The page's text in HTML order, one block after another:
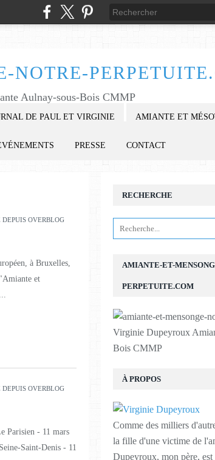
NOTRE-
Aulnay-sous-Bois CMMP
DE PAUL ET VIRGINIE AMIANTE ET
PRESSE CONTACT
DEPUIS OVERBLOG
à Bruxelles,
et
DEPUIS OVERBLOG
Parisien - 11 mars
Saint-Denis - 11
RECHERCHE
AMIANTE-ET-
PERPETUITE.COM
Virginie Dupeyroux
Bois CMMP
À PROPOS
Comme des milliers
la fille d'une victime de
Dupeyroux, mon père, est